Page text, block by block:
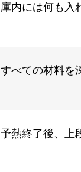
庫内には何も入
すべての材料を
予熱終了後、